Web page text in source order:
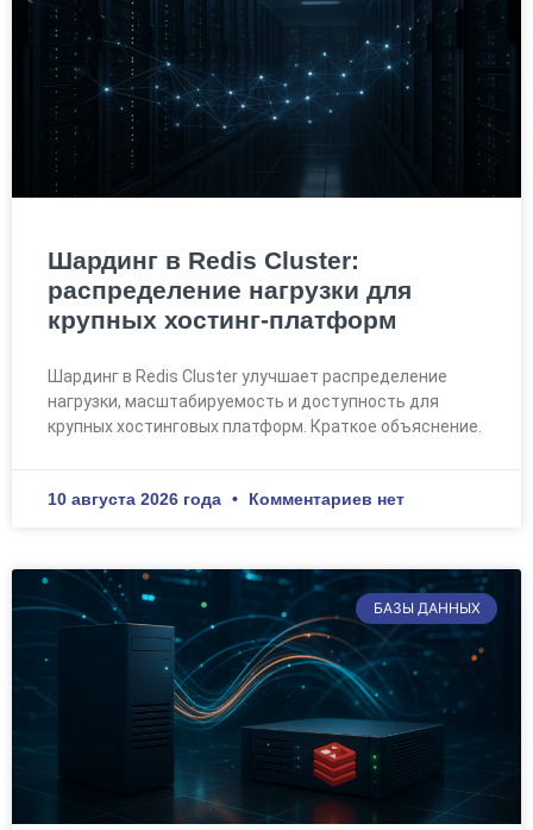
Шардинг в Redis Cluster:
распределение нагрузки для
крупных хостинг-платформ
Шардинг в Redis Cluster улучшает распределение
нагрузки, масштабируемость и доступность для
крупных хостинговых платформ. Краткое объяснение.
10 августа 2026 года Комментариев нет
БАЗЫ ДАННЫХ